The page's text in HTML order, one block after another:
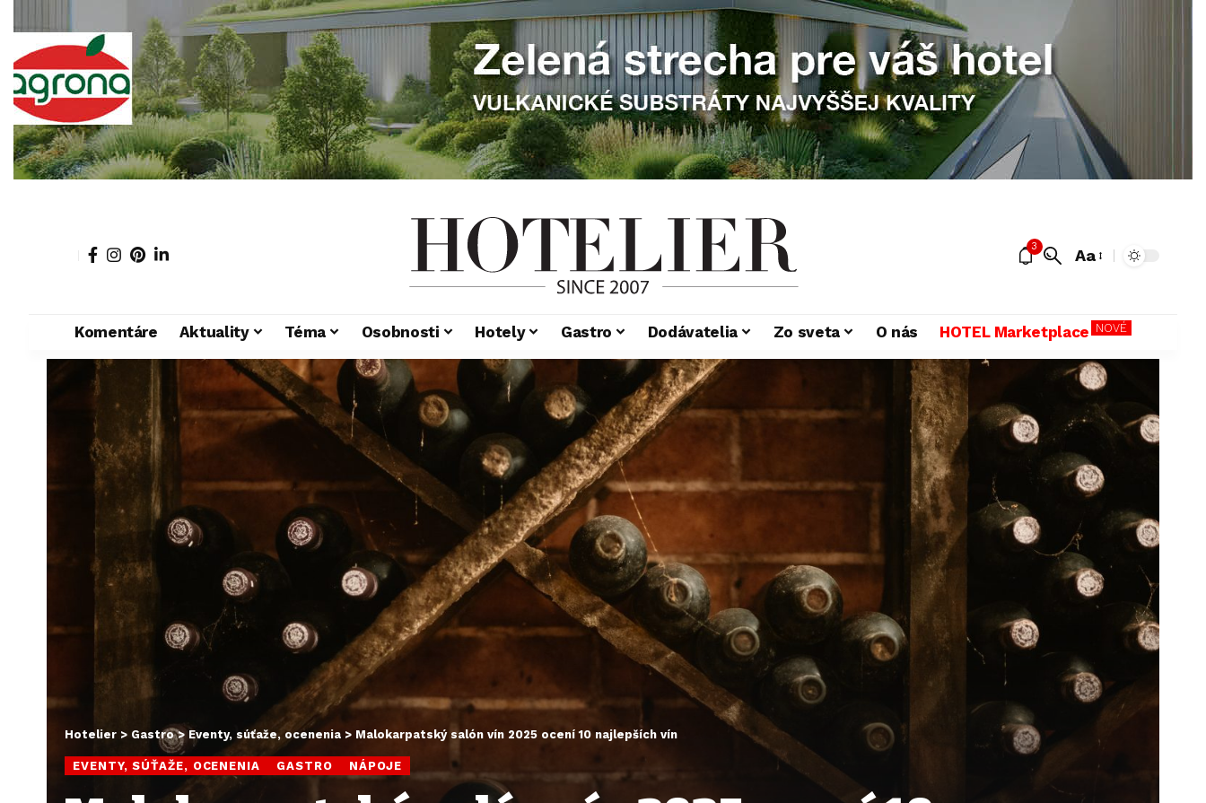
3 Aa
Komentáre Aktuality Téma Osobnosti Hotely Gastro Dodávatelia Zo sveta O nás HOTEL Marketplace NOVÉ
Hotelier > Gastro> Eventy, súťaže, ocenenia > Malokarpatský salón vín 2025 ocení 10 najlepších vín
EVENTY, SÚŤAŽE, OCENENIA GASTRO NÁPOJE